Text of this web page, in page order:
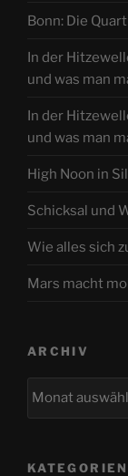
Bonn: Die
In der
und was man
In der
und was man
High Noon in
Schicksal und
Wie alles sich
Mars macht
ARCHIV
KATEGORIEN